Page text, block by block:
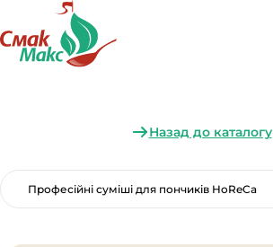
Назад до каталогу
Професійні суміші для пончиків HoReCa